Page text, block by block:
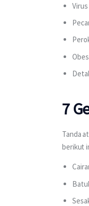
Virus
7
Tanda
berikut